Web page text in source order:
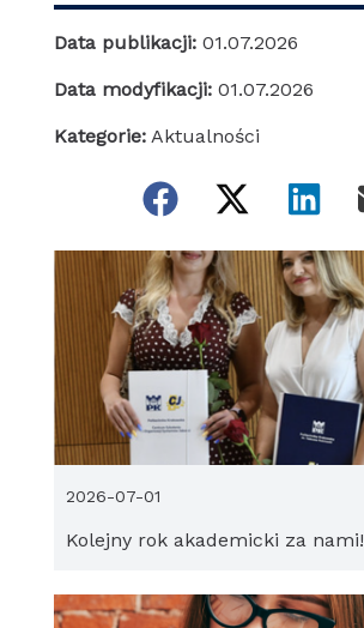
Data publikacji: 01.07.2026
Data modyfikacji: 01.07.2026
Kategorie: Aktualności
Kolejny rok akademicki za nami!
2026-07-01